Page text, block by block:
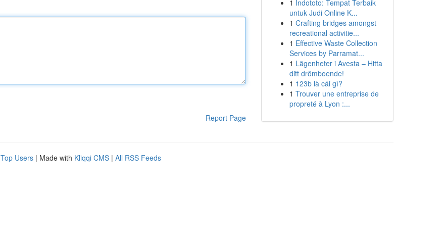
Report Page
1 Indototo: Tempat Terbaik
untuk Judi Online K...
1 Crafting bridges amongst
recreational activitie...
1 Effective Waste Collection
Services by Parramat...
1 Lägenheter i Avesta – Hitta
ditt drömboende!
1 123b là cái gì?
1 Trouver une entreprise de
propreté à Lyon :...
Top Users | Made with Kliqqi CMS | All RSS Feeds